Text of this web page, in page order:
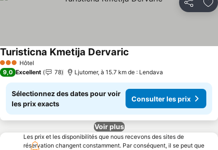
Partager
3 ÉtoilesHôtel
Turisticna Kmetija Dervaric
9,0 Excellent 78 Ljutomer, à 15.7 km de : Lendava
Sélectionnez des dates pour voir
les prix exacts
Consulter les prix
Voir plus
Les prix et les disponibilités que nous recevons des sites de
réservation changent constamment. Par conséquent, il se peut que